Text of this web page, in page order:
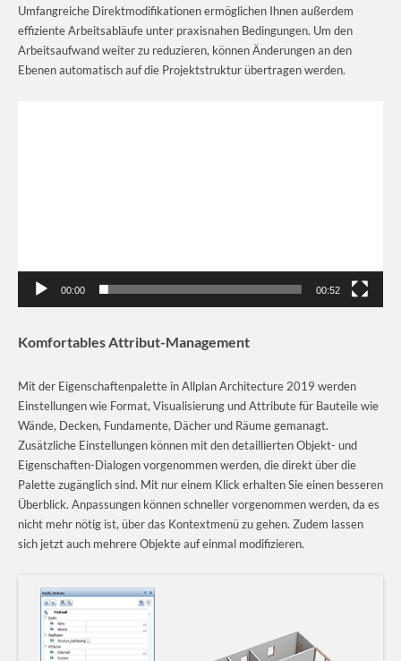
Umfangreiche Direktmodifikationen ermöglichen Ihnen außerdem
effiziente Arbeitsabläufe unter praxisnahen Bedingungen. Um den
Arbeitsaufwand weiter zu reduzieren, können Änderungen an den
Ebenen automatisch auf die Projektstruktur übertragen werden.
00:00 00:52
Komfortables Attribut-Management
Mit der Eigenschaftenpalette in Allplan Architecture 2019 werden
Einstellungen wie Format, Visualisierung und Attribute für Bauteile wie
Wände, Decken, Fundamente, Dächer und Räume gemanagt.
Zusätzliche Einstellungen können mit den detaillierten Objekt- und
Eigenschaften-Dialogen vorgenommen werden, die direkt über die
Palette zugänglich sind. Mit nur einem Klick erhalten Sie einen besseren
Überblick. Anpassungen können schneller vorgenommen werden, da es
nicht mehr nötig ist, über das Kontextmenü zu gehen. Zudem lassen
sich jetzt auch mehrere Objekte auf einmal modifizieren.